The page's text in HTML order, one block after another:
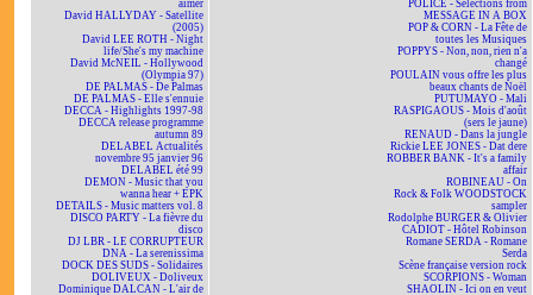
aimer
David HALLYDAY - Satellite
(2005)
David LEE ROTH - Night
life/She's my machine
David McNEIL - Hollywood
(Olympia 97)
DE PALMAS - De Palmas
DE PALMAS - Elle s'ennuie
DECCA - Highlights 1997-98
DECCA release programme
autumn 89
DELABEL Actualités
novembre 95 janvier 96
DELABEL été 99
DEMON - Music that you
wanna hear + EPK
DETAILS - Music matters vol. 8
DISCO PARTY - La fièvre du
disco
DJ LBR - LE CORRUPTEUR
DNA - La serenissima
DOCK DES SUDS - Solidaires
DOLIVEUX - Doliveux
Dominique DALCAN - L'air de
POLICE - Selections from
MESSAGE IN A BOX
POP & CORN - La Fête de
toutes les Musiques
POPPYS - Non, non, rien n'a
changé
POULAIN vous offre les plus
beaux chants de Noël
PUTUMAYO - Mali
RASPIGAOUS - Mois d'août
(sers le jaune)
RENAUD - Dans la jungle
Rickie LEE JONES - Dat dere
ROBBER BANK - It's a family
affair
ROBINEAU - On
Rock & Folk WOODSTOCK
sampler
Rodolphe BURGER & Olivier
CADIOT - Hôtel Robinson
Romane SERDA - Romane
Serda
Scène française version rock
SCORPIONS - Woman
SHAOLIN - Ici on en veut